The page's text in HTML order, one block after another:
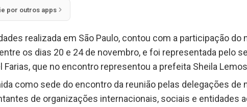
por outros apps
realizada em São Paulo, contou com a participação do
os dias 20 e 24 de novembro, e foi representada pelo
que no encontro representou a prefeita Sheila
como sede do encontro da reunião pelas delegações de
de organizações internacionais, sociais e entidades